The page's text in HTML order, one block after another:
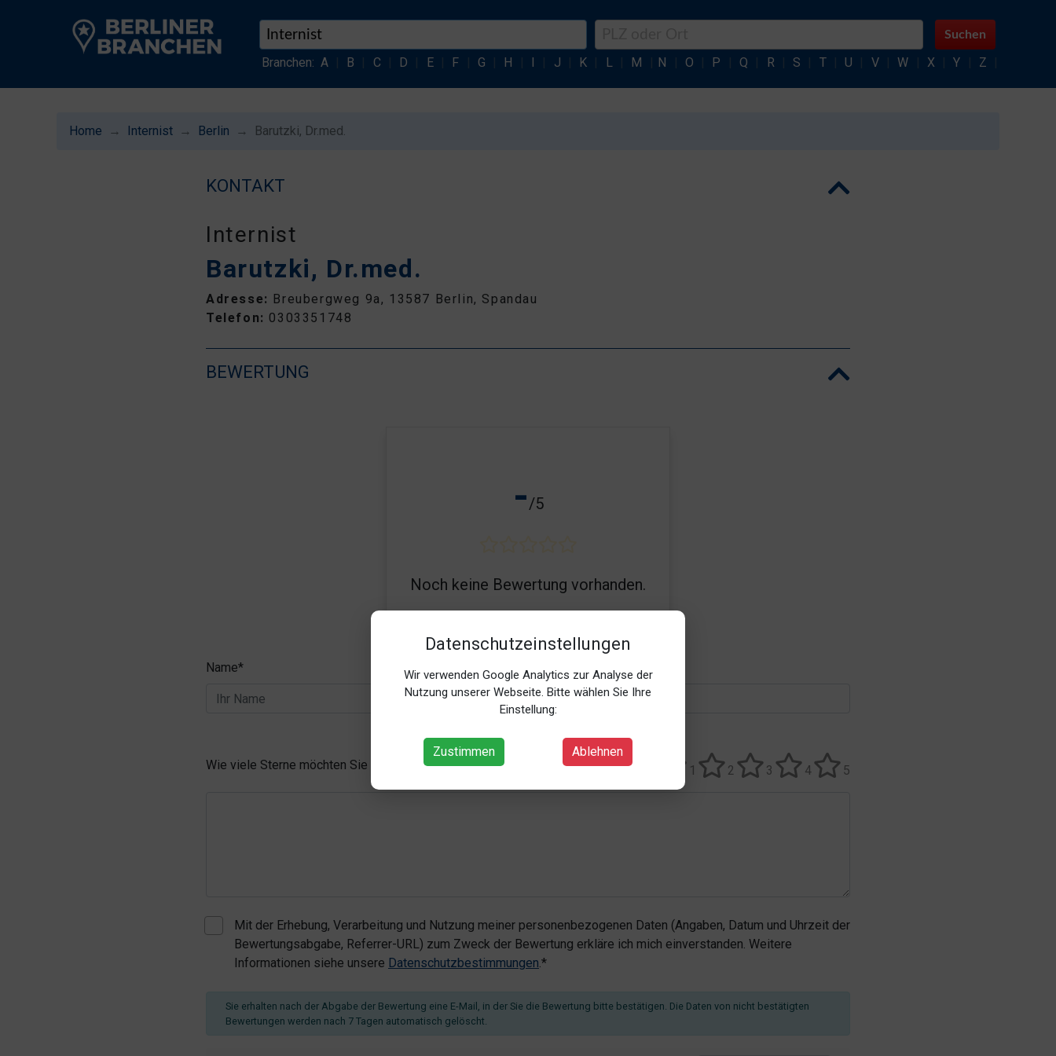
Datenschutzeinstellungen
Wir verwenden Google Analytics zur Analyse der
Nutzung unserer Webseite. Bitte wählen Sie Ihre
Einstellung:
Zustimmen Ablehnen
Suchen
Branchen: A B C D E F G H I J K L M N O P Q R S T U V W X Y Z
Home Internist Berlin Barutzki, Dr.med.
KONTAKT
Internist
Barutzki, Dr.med.
Adresse: Breubergweg 9a, 13587 Berlin, Spandau
Telefon: 0303351748
BEWERTUNG
-/5
Noch keine Bewertung vorhanden.
Name* E-Mail*
Wie viele Sterne möchten Sie vergeben?* 5
4
3
2
1
Mit der Erhebung, Verarbeitung und Nutzung meiner personenbezogenen Daten (Angaben, Datum und Uhrzeit der
Bewertungsabgabe, Referrer-URL) zum Zweck der Bewertung erkläre ich mich einverstanden. Weitere
Informationen siehe unsere Datenschutzbestimmungen.*
Sie erhalten nach der Abgabe der Bewertung eine E-Mail, in der Sie die Bewertung bitte bestätigen. Die Daten von nicht bestätigten
Bewertungen werden nach 7 Tagen automatisch gelöscht.